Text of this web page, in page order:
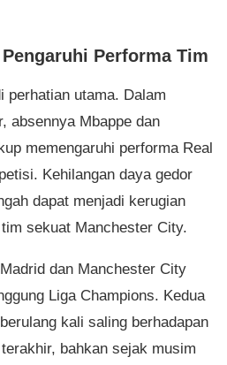
Performa Tim
perhatian utama. Dalam
absennya Mbappe dan
memengaruhi performa Real
Kehilangan daya gedor
dapat menjadi kerugian
sekuat Manchester City.
dan Manchester City
Liga Champions. Kedua
kali saling berhadapan
bahkan sejak musim